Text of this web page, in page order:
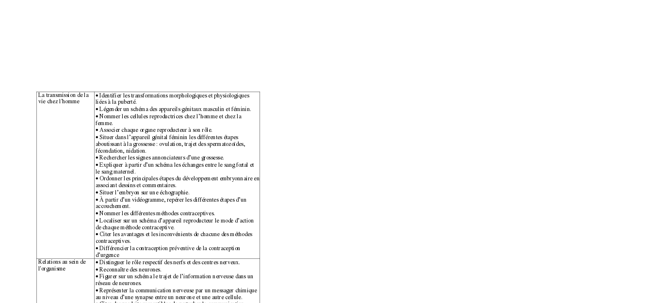
La transmission de la
vie chez l'homme
• Identifier les transformations morphologiques et physiologiques
liées à la puberté.
• Légender un schéma des appareils génitaux masculin et féminin.
• Nommer les cellules reproductrices chez l’homme et chez la
femme.
• Associer chaque organe reproducteur à son rôle.
• Situer dans l’appareil génital féminin les différentes étapes
aboutissant à la grossesse : ovulation, trajet des spermatozoïdes,
fécondation, nidation.
• Rechercher les signes annonciateurs d’une grossesse.
• Expliquer à partir d’un schéma les échanges entre le sang fœtal et
le sang maternel.
• Ordonner les principales étapes du développement embryonnaire en
associant dessins et commentaires.
• Situer l’embryon sur une échographie.
• À partir d’un vidéogramme, repérer les différentes étapes d’un
accouchement.
• Nommer les différentes méthodes contraceptives.
• Localiser sur un schéma d’appareil reproducteur le mode d’action
de chaque méthode contraceptive.
• Citer les avantages et les inconvénients de chacune des méthodes
contraceptives.
• Différencier la contraception préventive de la contraception
d’urgence
Relations au sein de
l'organisme
• Distinguer le rôle respectif des nerfs et des centres nerveux.
• Reconnaître des neurones.
• Figurer sur un schéma le trajet de l’information nerveuse dans un
réseau de neurones.
• Représenter la communication nerveuse par un messager chimique
au niveau d’une synapse entre un neurone et une autre cellule.